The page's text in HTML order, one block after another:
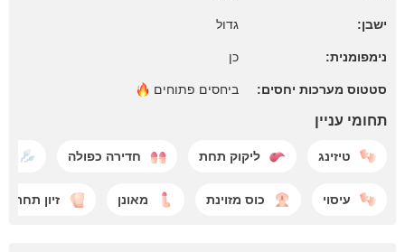
ישבן: גדול
נימפומנית: כן
סטטוס מערכות יחסים: ביחסים פתוחים
תחומי עניין
טיזינג ליקוק תחת חדירה כפולה
עיסוי כוס מזוינת מאונן זיון תחת